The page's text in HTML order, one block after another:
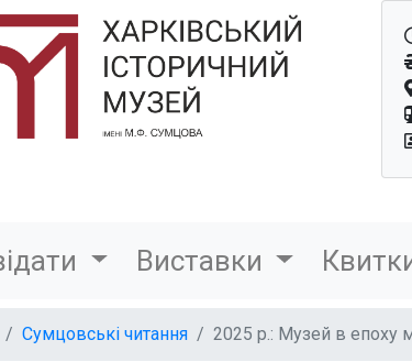
Виставки
Cумцовські читання 2025 р.: Музей в епоху